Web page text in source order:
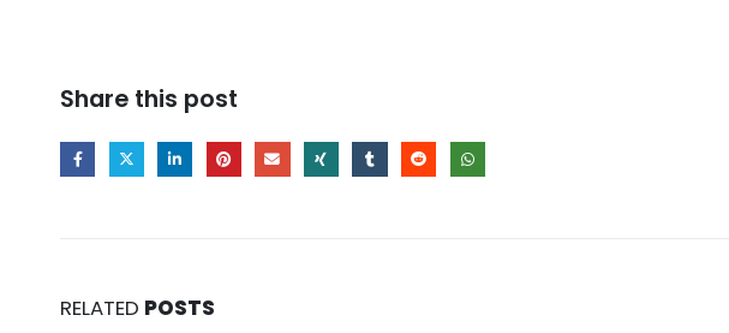
Share this post
RELATED POSTS